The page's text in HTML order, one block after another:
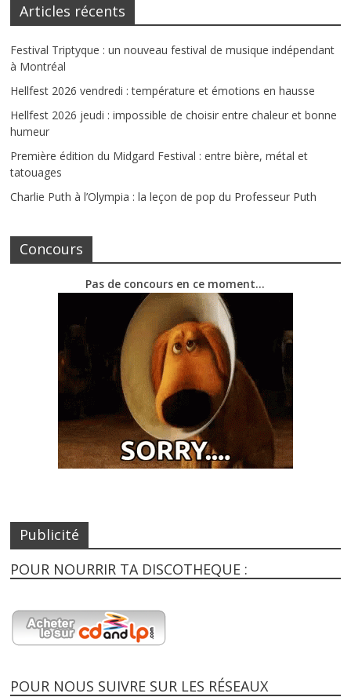
Articles récents
Festival Triptyque : un nouveau festival de musique indépendant
à Montréal
Hellfest 2026 vendredi : température et émotions en hausse
Hellfest 2026 jeudi : impossible de choisir entre chaleur et bonne
humeur
Première édition du Midgard Festival : entre bière, métal et
tatouages
Charlie Puth à l’Olympia : la leçon de pop du Professeur Puth
Concours
Pas de concours en ce moment…
Publicité
POUR NOURRIR TA DISCOTHEQUE :
POUR NOUS SUIVRE SUR LES RÉSEAUX